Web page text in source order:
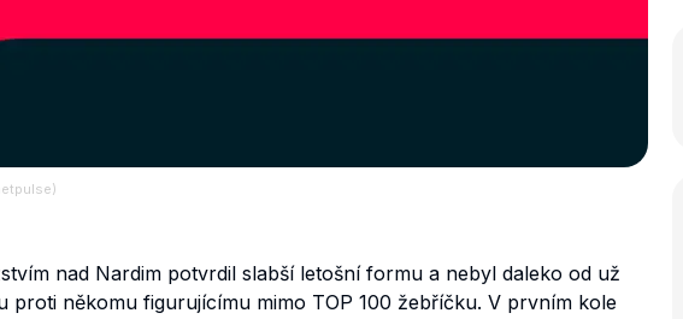
nad Nardim potvrdil slabší letošní formu a nebyl daleko od už
proti někomu figurujícímu mimo TOP 100 žebříčku. V prvním kole